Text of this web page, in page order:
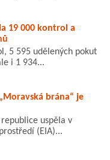
19 000 kontrol a
5 595 udělených pokut
i 1 934...
brána“ je
uspěla v
(EIA)...